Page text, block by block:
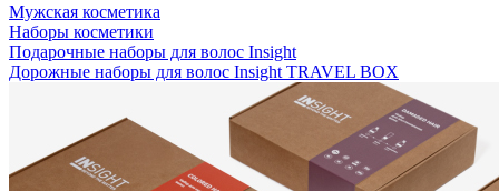
Мужская косметика
Наборы косметики
Подарочные наборы для волос Insight
Дорожные наборы для волос Insight TRAVEL BOX